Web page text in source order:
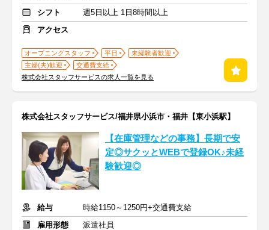
シフト
週5日以上 1日8時間以上
アクセス
オープニングスタッフ 平日
未経験者歓迎
主婦(夫)歓迎
交通費支給
株式会社スタッフサービスの求人一覧を見る
株式会社スタッフサービス/福井県小浜市・福井【東小浜駅】
【在庫管理などの事務】長期で安
定◎サクッとWEBで登録OK♪未経
験歓迎◎
給与
時給1150～1250円+交通費支給
雇用形態
派遣社員